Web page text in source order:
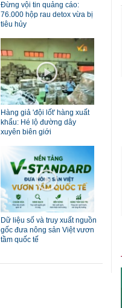
Đừng vội tin quảng cáo:
76.000 hộp rau detox vừa bị
tiêu hủy
Hàng giả 'đội lốt' hàng xuất
khẩu: Hé lộ đường dây
xuyên biên giới
Dữ liệu số và truy xuất nguồn
gốc đưa nông sản Việt vươn
tầm quốc tế